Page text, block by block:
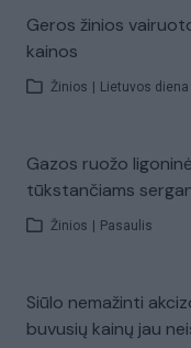
Geros žinios
kainos
Žinios Lietuvos diena
Gazos ruožo
tūkstančiams
Žinios Pasaulis
Siūlo nemažinti
buvusių kainų jau